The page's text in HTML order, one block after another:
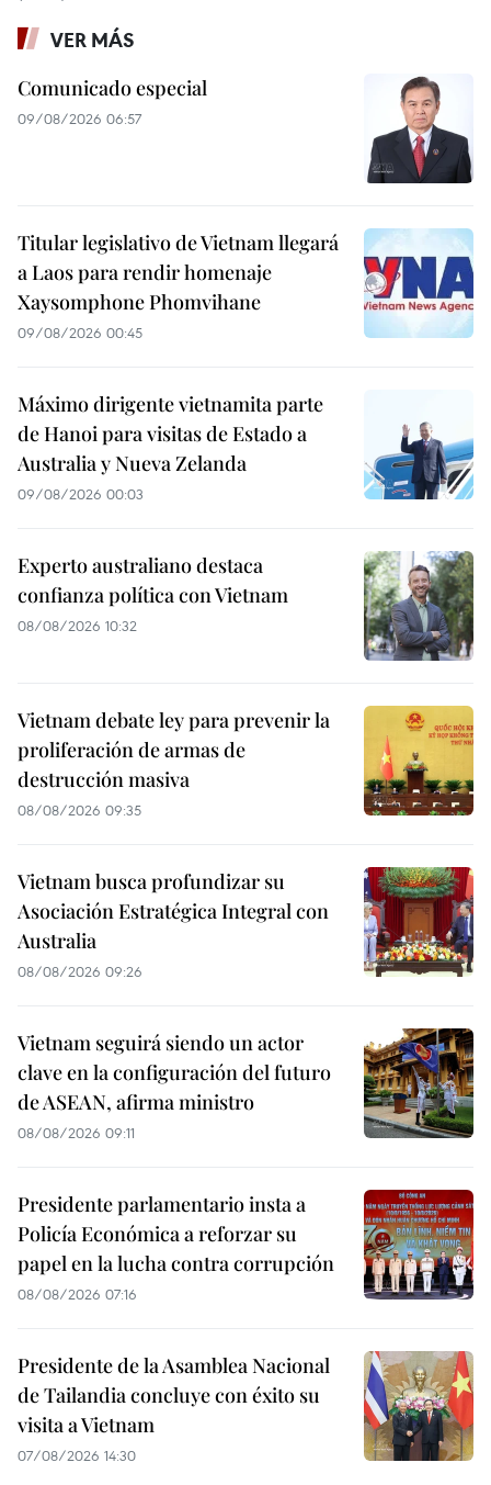
VER MÁS
Comunicado especial
09/08/2026 06:57
Titular legislativo de Vietnam llegará
a Laos para rendir homenaje
Xaysomphone Phomvihane
09/08/2026 00:45
Máximo dirigente vietnamita parte
de Hanoi para visitas de Estado a
Australia y Nueva Zelanda
09/08/2026 00:03
Experto australiano destaca
confianza política con Vietnam
08/08/2026 10:32
Vietnam debate ley para prevenir la
proliferación de armas de
destrucción masiva
08/08/2026 09:35
Vietnam busca profundizar su
Asociación Estratégica Integral con
Australia
08/08/2026 09:26
Vietnam seguirá siendo un actor
clave en la configuración del futuro
de ASEAN, afirma ministro
08/08/2026 09:11
Presidente parlamentario insta a
Policía Económica a reforzar su
papel en la lucha contra corrupción
08/08/2026 07:16
Presidente de la Asamblea Nacional
de Tailandia concluye con éxito su
visita a Vietnam
07/08/2026 14:30